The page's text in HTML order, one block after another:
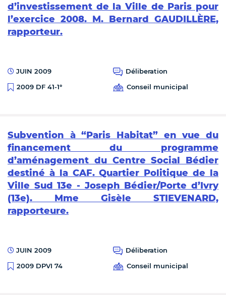
d’investissement de la Ville de Paris pour
l’exercice 2008. M. Bernard GAUDILLÈRE,
rapporteur.
JUIN 2009
Déliberation
2009 DF 41-1°
Conseil municipal
Subvention à “Paris Habitat” en vue du
financement du programme
d’aménagement du Centre Social Bédier
destiné à la CAF. Quartier Politique de la
Ville Sud 13e - Joseph Bédier/Porte d’Ivry
(13e). Mme Gisèle STIEVENARD,
rapporteure.
JUIN 2009
Déliberation
2009 DPVI 74
Conseil municipal